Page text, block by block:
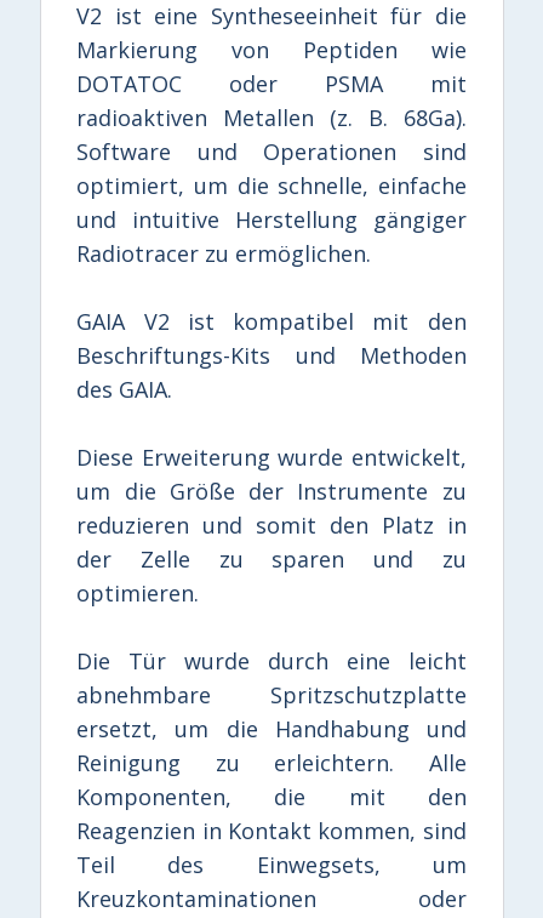
V2 ist eine Syntheseeinheit für die
Markierung von Peptiden wie
DOTATOC oder PSMA mit
radioaktiven Metallen (z. B. 68Ga).
Software und Operationen sind
optimiert, um die schnelle, einfache
und intuitive Herstellung gängiger
Radiotracer zu ermöglichen.
GAIA V2 ist kompatibel mit den
Beschriftungs-Kits und Methoden
des GAIA.
Diese Erweiterung wurde entwickelt,
um die Größe der Instrumente zu
reduzieren und somit den Platz in
der Zelle zu sparen und zu
optimieren.
Die Tür wurde durch eine leicht
abnehmbare Spritzschutzplatte
ersetzt, um die Handhabung und
Reinigung zu erleichtern. Alle
Komponenten, die mit den
Reagenzien in Kontakt kommen, sind
Teil des Einwegsets, um
Kreuzkontaminationen oder